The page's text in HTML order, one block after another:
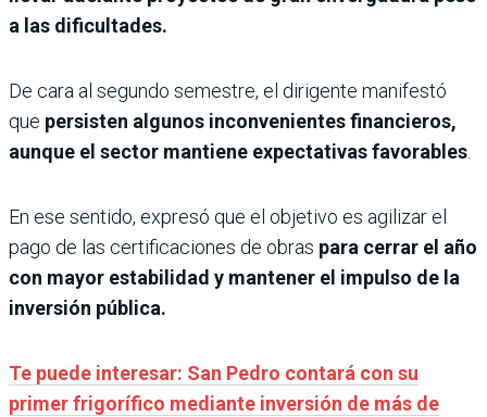
a las dificultades.
De cara al segundo semestre, el dirigente manifestó
que persisten algunos inconvenientes financieros,
aunque el sector mantiene expectativas favorables.
En ese sentido, expresó que el objetivo es agilizar el
pago de las certificaciones de obras para cerrar el año
con mayor estabilidad y mantener el impulso de la
inversión pública.
Te puede interesar: San Pedro contará con su
primer frigorífico mediante inversión de más de